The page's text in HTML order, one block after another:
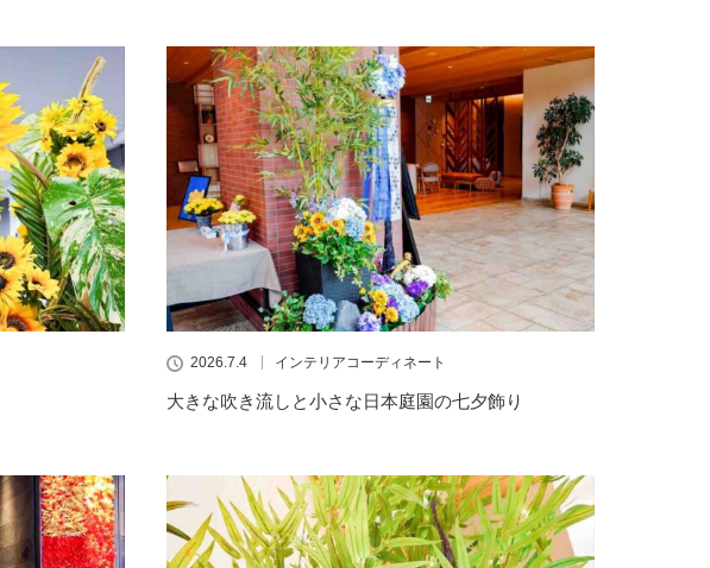
2026.7.4 インテリアコーディネート
大きな吹き流しと小さな日本庭園の七夕飾り